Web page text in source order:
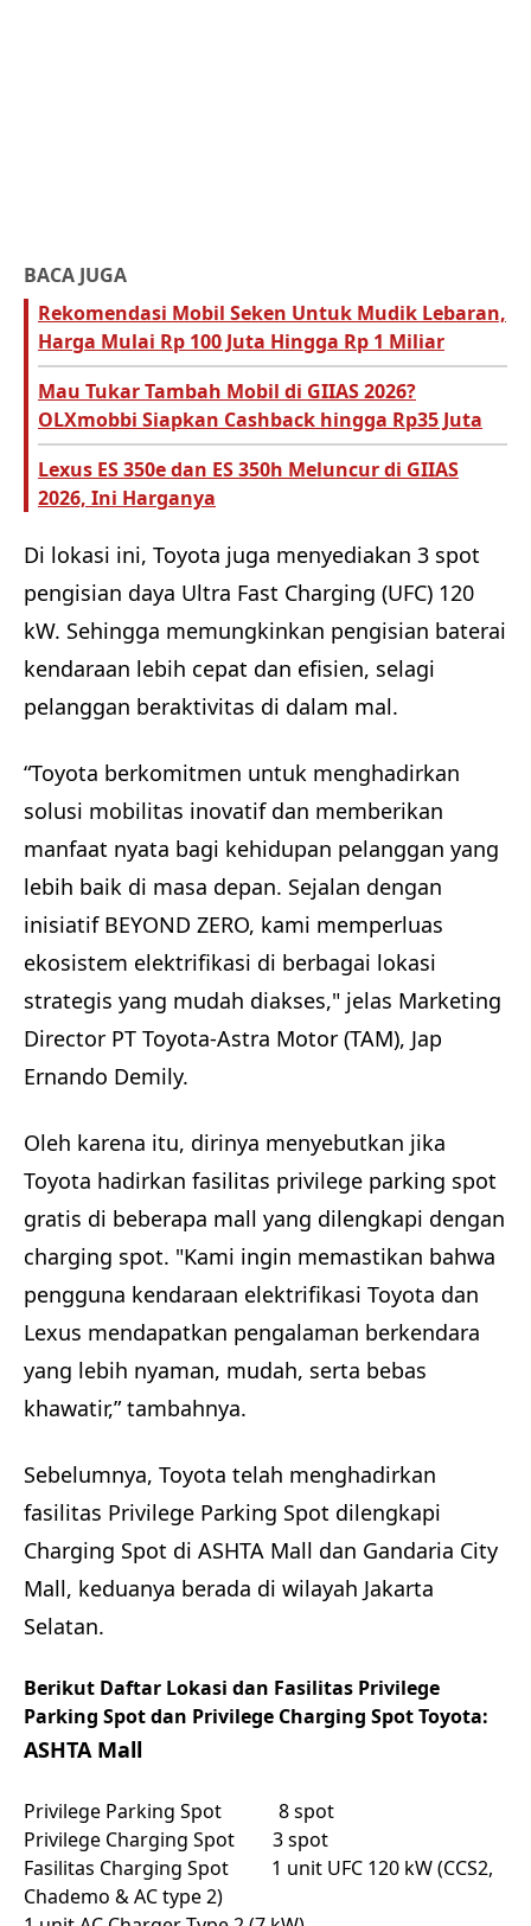
BACA JUGA
Rekomendasi Mobil Seken Untuk Mudik Lebaran,
Harga Mulai Rp 100 Juta Hingga Rp 1 Miliar
Mau Tukar Tambah Mobil di GIIAS 2026?
OLXmobbi Siapkan Cashback hingga Rp35 Juta
Lexus ES 350e dan ES 350h Meluncur di GIIAS
2026, Ini Harganya
Di lokasi ini, Toyota juga menyediakan 3 spot
pengisian daya Ultra Fast Charging (UFC) 120
kW. Sehingga memungkinkan pengisian baterai
kendaraan lebih cepat dan efisien, selagi
pelanggan beraktivitas di dalam mal.
“Toyota berkomitmen untuk menghadirkan
solusi mobilitas inovatif dan memberikan
manfaat nyata bagi kehidupan pelanggan yang
lebih baik di masa depan. Sejalan dengan
inisiatif BEYOND ZERO, kami memperluas
ekosistem elektrifikasi di berbagai lokasi
strategis yang mudah diakses," jelas Marketing
Director PT Toyota-Astra Motor (TAM), Jap
Ernando Demily.
Oleh karena itu, dirinya menyebutkan jika
Toyota hadirkan fasilitas privilege parking spot
gratis di beberapa mall yang dilengkapi dengan
charging spot. "Kami ingin memastikan bahwa
pengguna kendaraan elektrifikasi Toyota dan
Lexus mendapatkan pengalaman berkendara
yang lebih nyaman, mudah, serta bebas
khawatir,” tambahnya.
Sebelumnya, Toyota telah menghadirkan
fasilitas Privilege Parking Spot dilengkapi
Charging Spot di ASHTA Mall dan Gandaria City
Mall, keduanya berada di wilayah Jakarta
Selatan.
Berikut Daftar Lokasi dan Fasilitas Privilege
Parking Spot dan Privilege Charging Spot Toyota:
ASHTA Mall
Privilege Parking Spot 8 spot
Privilege Charging Spot 3 spot
Fasilitas Charging Spot 1 unit UFC 120 kW (CCS2,
Chademo & AC type 2)